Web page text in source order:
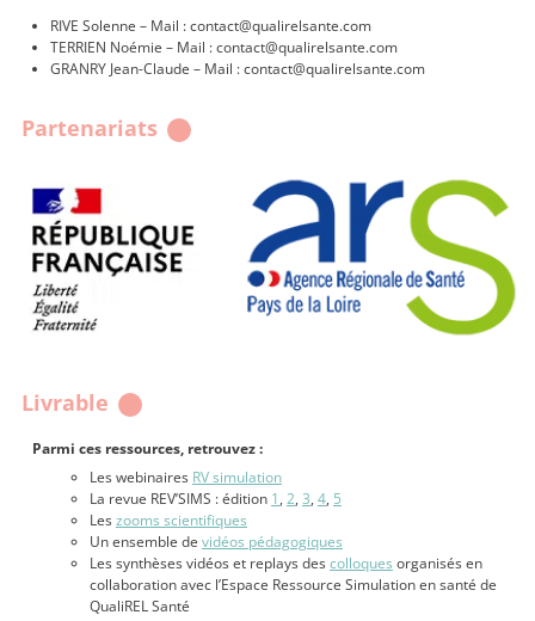
RIVE Solenne – Mail : contact@qualirelsante.com
TERRIEN Noémie – Mail : contact@qualirelsante.com
GRANRY Jean-Claude – Mail : contact@qualirelsante.com
Partenariats
Livrable
Parmi ces ressources, retrouvez :
Les webinaires RV simulation
La revue REV’SIMS : édition 1, 2, 3, 4, 5
Leszooms scientifiques
Un ensemble de vidéos pédagogiques
Les synthèses vidéos et replays descolloques organisés en
collaboration avec l’Espace Ressource Simulation en santé de
QualiREL Santé